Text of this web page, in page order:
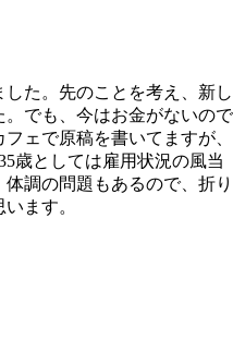
た。先のことを考え、新し
。でも、今はお金がないので
ェで原稿を書いてますが、
歳としては雇用状況の風当
調の問題もあるので、折り
ます。